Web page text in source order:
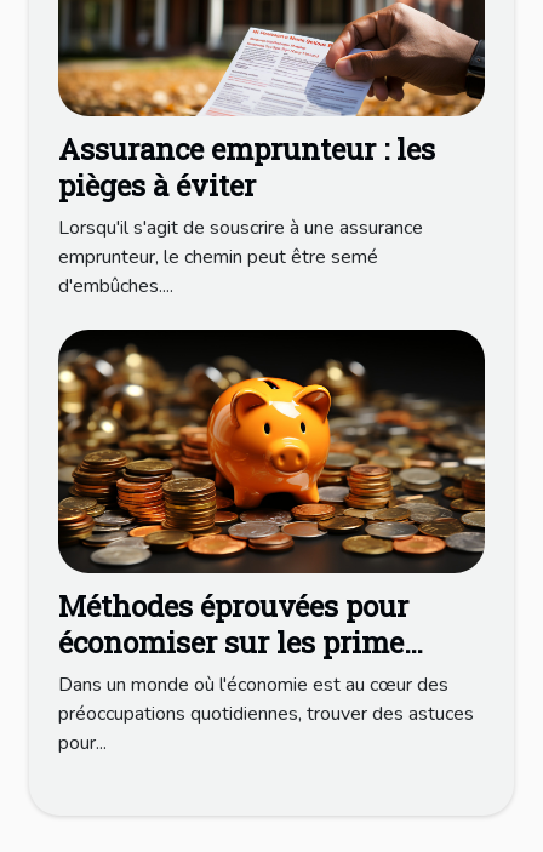
Assurance emprunteur : les
pièges à éviter
Lorsqu'il s'agit de souscrire à une assurance
emprunteur, le chemin peut être semé
d'embûches....
Méthodes éprouvées pour
économiser sur les prime
d'assurances
Dans un monde où l'économie est au cœur des
préoccupations quotidiennes, trouver des astuces
pour...